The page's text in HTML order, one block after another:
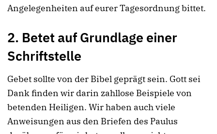
Angelegenheiten auf eurer Tagesordnung bittet.
2. Betet auf Grundlage einer
Schriftstelle
Gebet sollte von der Bibel geprägt sein. Gott sei
Dank finden wir darin zahllose Beispiele von
betenden Heiligen. Wir haben auch viele
Anweisungen aus den Briefen des Paulus